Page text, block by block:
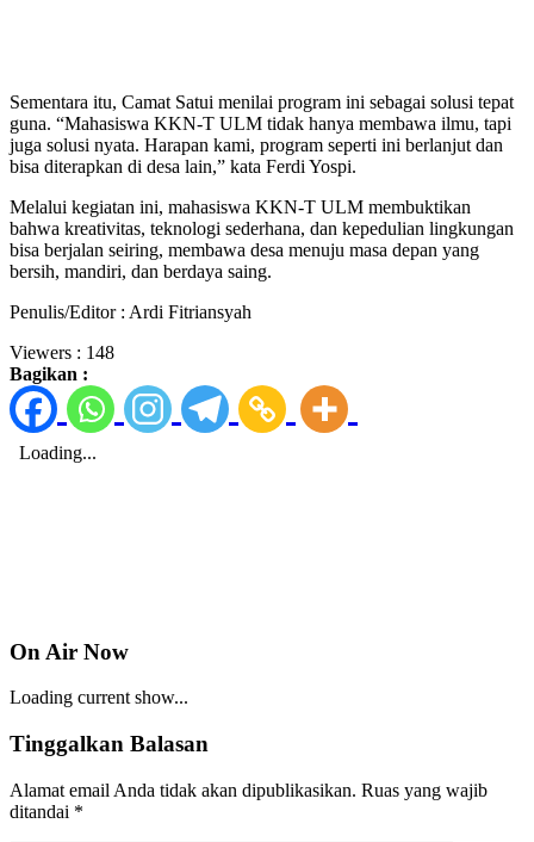
Sementara itu, Camat Satui menilai program ini sebagai solusi tepat
guna. “Mahasiswa KKN-T ULM tidak hanya membawa ilmu, tapi
juga solusi nyata. Harapan kami, program seperti ini berlanjut dan
bisa diterapkan di desa lain,” kata Ferdi Yospi.
Melalui kegiatan ini, mahasiswa KKN-T ULM membuktikan
bahwa kreativitas, teknologi sederhana, dan kepedulian lingkungan
bisa berjalan seiring, membawa desa menuju masa depan yang
bersih, mandiri, dan berdaya saing.
Penulis/Editor : Ardi Fitriansyah
Viewers : 148
Bagikan :
On Air Now
Loading current show...
Tinggalkan Balasan
Alamat email Anda tidak akan dipublikasikan. Ruas yang wajib
ditandai *